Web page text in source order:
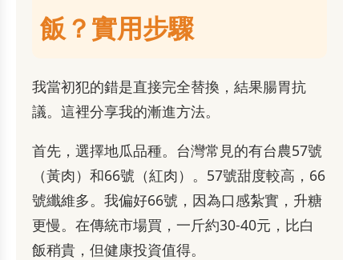
飯？實用步驟
我當初犯的錯是直接完全替換，結果腸胃抗
議。這裡分享我的漸進方法。
首先，選擇地瓜品種。台灣常見的有台農57號
（黃肉）和66號（紅肉）。57號甜度較高，66
號纖維多。我偏好66號，因為口感紮實，升糖
更慢。在傳統市場買，一斤約30-40元，比白
飯稍貴，但健康投資值得。